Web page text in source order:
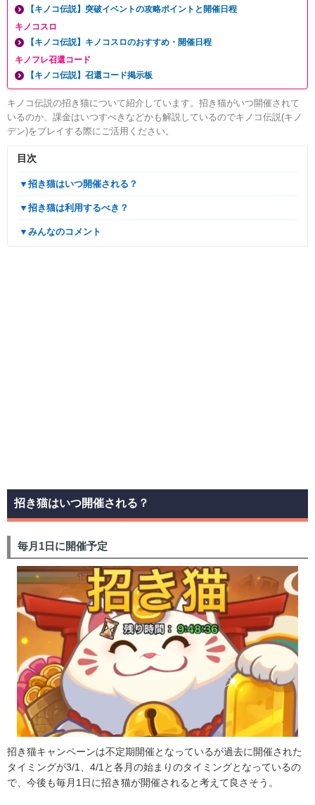
【キノコ伝説】突破イベントの攻略ポイントと開催日程
キノコスロ
【キノコ伝説】キノコスロのおすすめ・開催日程
キノフレ召還コード
【キノコ伝説】召還コード掲示板
キノコ伝説の招き猫について紹介しています。招き猫がいつ開催されて
いるのか、課金はいつすべきなどかも解説しているのでキノコ伝説(キノ
デン)をプレイする際にご活用ください。
目次
▼招き猫はいつ開催される？
▼招き猫は利用するべき？
▼みんなのコメント
招き猫はいつ開催される？
毎月1日に開催予定
招き猫キャンペーンは不定期開催となっているが過去に開催された
タイミングが3/1、4/1と各月の始まりのタイミングとなっているの
で、今後も毎月1日に招き猫が開催されると考えて良さそう。